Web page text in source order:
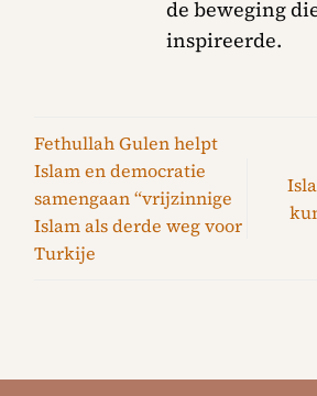
de beweging
inspireerde.
Fethullah Gulen helpt
Islam en democratie
samengaan “vrijzinnige
Islam als derde weg voor
Turkije